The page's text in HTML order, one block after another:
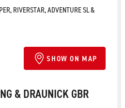
RIVERSTAR, ADVENTURE SL &
SHOW ON MAP
& DRAUNICK GBR